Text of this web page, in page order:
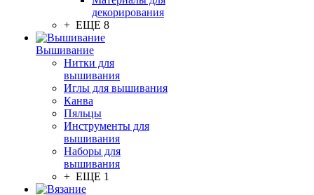
декорирования
+ ЕЩЕ 8
Вышивание
Нитки для
вышивания
Иглы для вышивания
Канва
Пяльцы
Инструменты для
вышивания
Наборы для
вышивания
+ ЕЩЕ 1